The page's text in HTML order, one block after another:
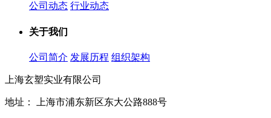
公司动态 行业动态
关于我们
公司简介 发展历程 组织架构
上海玄塑实业有限公司
地址： 上海市浦东新区东大公路888号